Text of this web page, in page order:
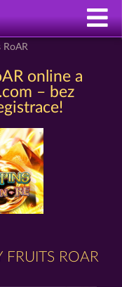
RoAR
online a
– bez
ROAR